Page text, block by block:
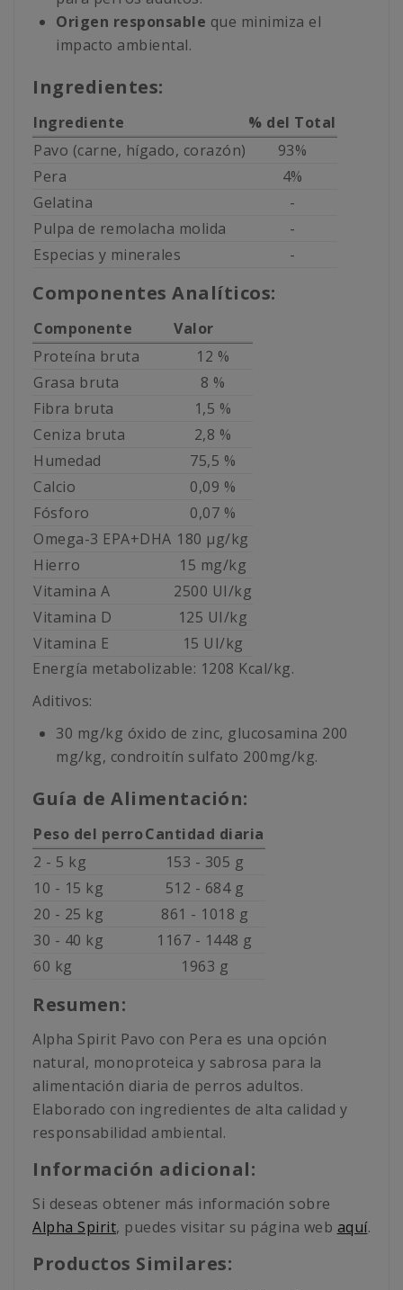
Origen responsable que minimiza el
impacto ambiental.
Ingredientes:
Ingrediente
% del Total
Pavo (carne, hígado, corazón)
93%
Pera
4%
Gelatina
-
Pulpa de remolacha molida
-
Especias y minerales
-
Componentes Analíticos:
Componente
Valor
Proteína bruta
12 %
Grasa bruta
8 %
Fibra bruta
1,5 %
Ceniza bruta
2,8 %
Humedad
75,5 %
Calcio
0,09 %
Fósforo
0,07 %
Omega-3 EPA+DHA 180 μg/kg
Hierro
15 mg/kg
Vitamina A
2500 UI/kg
Vitamina D
125 UI/kg
Vitamina E
15 UI/kg
Energía metabolizable: 1208 Kcal/kg.
Aditivos:
30 mg/kg óxido de zinc, glucosamina 200
mg/kg, condroitín sulfato 200mg/kg.
Guía de Alimentación:
Peso del perroCantidad diaria
2 - 5 kg
153 - 305 g
10 - 15 kg
512 - 684 g
20 - 25 kg
861 - 1018 g
30 - 40 kg
1167 - 1448 g
60 kg
1963 g
Resumen:
Alpha Spirit Pavo con Pera es una opción
natural, monoproteica y sabrosa para la
alimentación diaria de perros adultos.
Elaborado con ingredientes de alta calidad y
responsabilidad ambiental.
Información adicional:
Si deseas obtener más información sobre
Alpha Spirit, puedes visitar su página web aquí.
Productos Similares: